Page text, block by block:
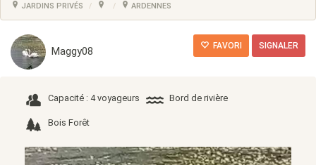
JARDINS PRIVÉS ARDENNES
Maggy08 FAVORI SIGNALER
Capacité : 4 voyageurs Bord de rivière
Bois Forêt
Précédent Suivant